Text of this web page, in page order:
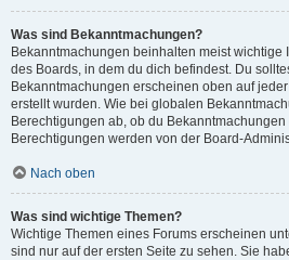
Was sind Bekanntmachungen?
Bekanntmachungen beinhalten meist wichtige
des Boards, in dem du dich befindest. Du
Bekanntmachungen erscheinen oben auf
erstellt wurden. Wie bei globalen
Berechtigungen ab, ob du
Berechtigungen werden von der Board-
Nach oben
Was sind wichtige Themen?
Wichtige Themen eines Forums erscheinen
sind nur auf der ersten Seite zu sehen. Sie